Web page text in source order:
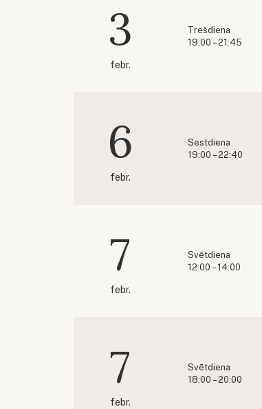
3
febr.
Trešdiena
19:00 – 21:45
6
febr.
Sestdiena
19:00 – 22:40
7
febr.
Svētdiena
12:00 – 14:00
7
febr.
Svētdiena
18:00 – 20:00